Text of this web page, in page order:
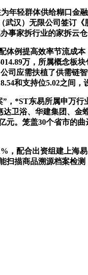
轻群体供给糊口金
武汉）无限公司签订
事家拆行业的家拆云仓
例提高效率节流成
万，所属概念板
司应需扶植了供需链
和支持位5.02之间，
*ST东易所属申万
卫浴、华建集团、金
。笼盖30个省市的
配合出资组建上海
扫描商品溯源档案检测